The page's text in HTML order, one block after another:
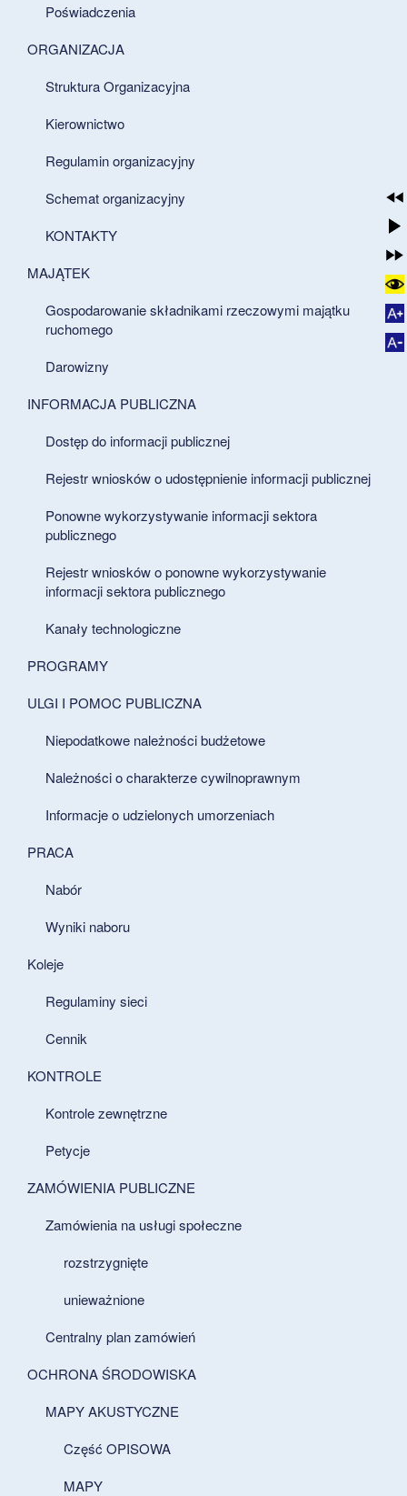
Poświadczenia
ORGANIZACJA
Struktura Organizacyjna
Kierownictwo
Regulamin organizacyjny
Schemat organizacyjny
KONTAKTY
MAJĄTEK
Gospodarowanie składnikami rzeczowymi majątku
ruchomego
Darowizny
INFORMACJA PUBLICZNA
Dostęp do informacji publicznej
Rejestr wniosków o udostępnienie informacji publicznej
Ponowne wykorzystywanie informacji sektora
publicznego
Rejestr wniosków o ponowne wykorzystywanie
informacji sektora publicznego
Kanały technologiczne
PROGRAMY
ULGI I POMOC PUBLICZNA
Niepodatkowe należności budżetowe
Należności o charakterze cywilnoprawnym
Informacje o udzielonych umorzeniach
PRACA
Nabór
Wyniki naboru
Koleje
Regulaminy sieci
Cennik
KONTROLE
Kontrole zewnętrzne
Petycje
ZAMÓWIENIA PUBLICZNE
Zamówienia na usługi społeczne
rozstrzygnięte
unieważnione
Centralny plan zamówień
OCHRONA ŚRODOWISKA
MAPY AKUSTYCZNE
Część OPISOWA
MAPY